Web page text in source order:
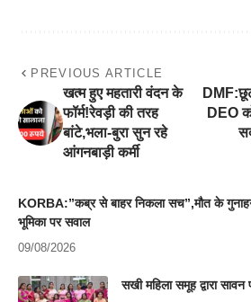
PREVIOUS ARTICLE
खत्म हुए महतारी वंदन के
फॉर्म!रेवड़ी की तरह
बांटे,भला-बुरा सुन रहे
आंगनबाड़ी कर्मी
DEO
KORBA:”कब्र से बाहर निकला सच”,मौत के
भूमिका पर सवाल
09/08/2026
सखी महिला समूह द्वारा